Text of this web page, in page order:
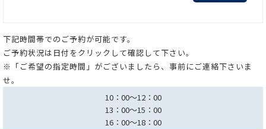
下記時間帯でのご予約が可能です。
ご予約状況は日付をクリックして確認して下さい。
※「ご希望の指定時間」がございましたら、事前にご連絡下さいま
せ。
10：00～12：00
13：00～15：00
16：00～18：00